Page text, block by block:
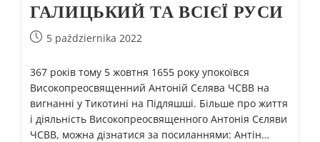
ГАЛИЦЬКИЙ ТА ВСІЄЇ РУСИ
5 października 2022
367 років тому 5 жовтня 1655 року упокоївся
Високопреосвященний Антоній Сєлява ЧСВВ на
вигнанні у Тикотині на Підляшші. Більше про життя
і діяльність Високопреосвященного Антонія Сєляви
ЧСВВ, можна дізнатися за посиланнями: Антін…